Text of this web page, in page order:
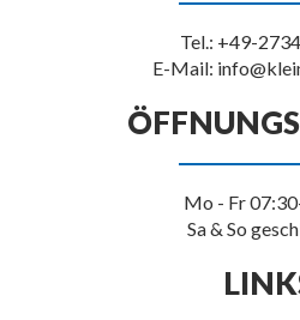
Tel.: +49-
E-Mail:
Mo - Fr
Sa & So